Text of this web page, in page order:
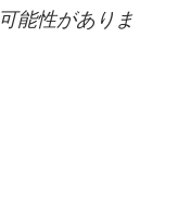
能性がありま